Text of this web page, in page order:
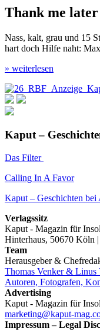
Thank me
Nass, kalt, grau und 15
hart doch Hilfe naht:
» weiterlesen
Kaput –
Das Filter
Calling In A Favor
Kaput – Geschichten bei
Verlagssitz
Kaput - Magazin für
Hinterhaus, 50670 Köln
Team
Herausgeber &
Thomas Venker & Linus
Autoren, Fotografen,
Advertising
Kaput - Magazin für
marketing@kaput-
Impressum – Legal